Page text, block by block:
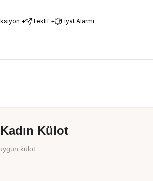
+ Teklif + Fiyat Alarmı
Külot
külot.